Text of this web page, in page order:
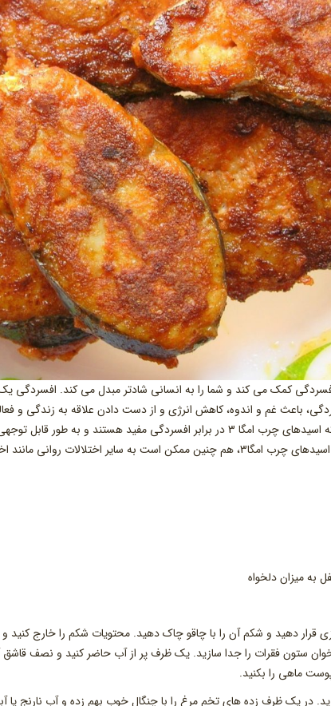
کمک می کند و شما را به انسانی شادتر مبدل می کند. افسردگی
باعث غم و اندوه، کاهش انرژی و از دست دادن علاقه به زندگی و
شده متعدد نیز نشان دادند که اسیدهای چرب امگا 3 در برابر افسردگی مفید
روانی مانند اختلال دو قطبی کمک کند.
به میزان دلخواه
قرار دهید و شکم آن را با چاقو چاک دهید. محتویات شکم را خارج کنید
ماهی را بکنید.
در یک ظرف زده های تخم مرغ را با چنگال خوب بهم زده و آب نارنج یا